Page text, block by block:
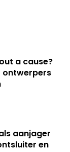
a cause?
ontwerpers
aanjager
en